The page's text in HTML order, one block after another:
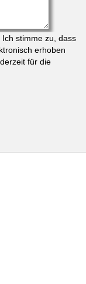
stimme zu, dass
erhoben
für die